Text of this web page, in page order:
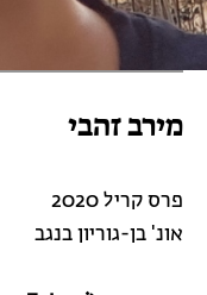
מירב זהבי
פרס קריל 2020
אונ' בן-גוריון בנגב